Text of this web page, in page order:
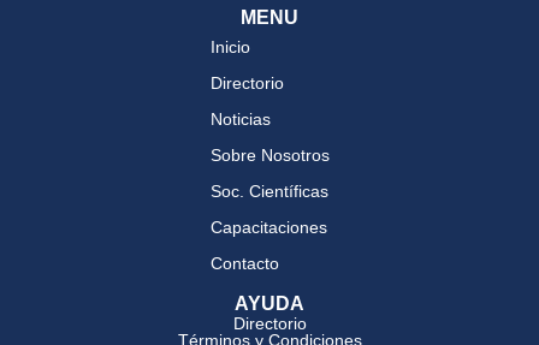
MENU
Inicio
Directorio
Noticias
Sobre Nosotros
Soc. Científicas
Capacitaciones
Contacto
AYUDA
Directorio
Términos y Condiciones